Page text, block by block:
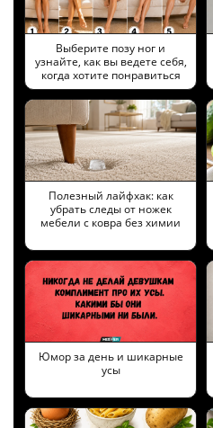
Выберите позу ног и
узнайте, как вы ведете себя,
когда хотите понравиться
Полезный лайфхак: как
убрать следы от ножек
мебели с ковра без химии
Юмор за день и шикарные
усы